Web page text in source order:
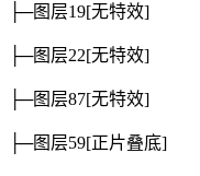
├─图层19[无特效]
├─图层22[无特效]
├─图层87[无特效]
├─图层59[正片叠底]